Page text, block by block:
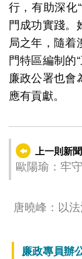
行，有助深化
門成功實踐。
局之年，隨着
門特區編制的
廉政公署也會
應有貢獻。
上一則新聞
歐陽瑜：牢
唐曉峰：以
廉政專員辦